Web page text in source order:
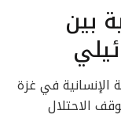
بين
الإنسانية في غزة
الاحتلال